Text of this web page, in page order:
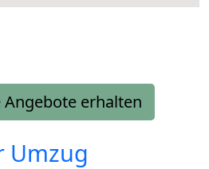
Angebote erhalten
Umzug